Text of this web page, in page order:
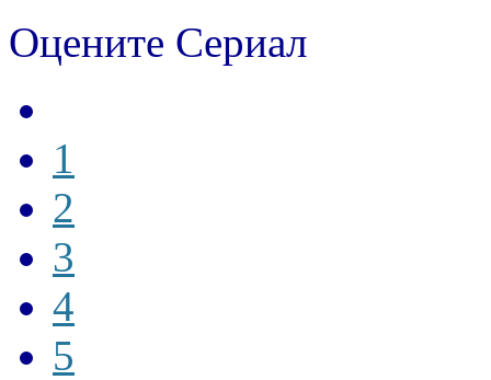
Оцените Сериал
1
2
3
4
5